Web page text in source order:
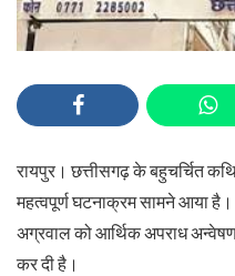
रायपुर। छत्तीसगढ़ के बहुचर्चित
महत्वपूर्ण घटनाक्रम सामने आया
अग्रवाल को आर्थिक अपराध
कर दी है।